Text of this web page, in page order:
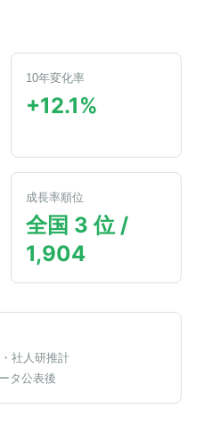
10年変化率
+12.1%
成長率順位
全国 3 位 /
1,904
・社人研推計
タ公表後